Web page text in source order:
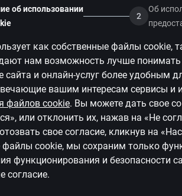
об использовании
2
Об
как собственные файлы cookie,
нам возможность лучше
сайта и онлайн-услуг более удобным
вашим интересам сервисы и
файлов cookie. Вы можете дать свое
или отклонить их, нажав на «Не
свое согласие, кликнув на
файлы cookie, мы сохраним только
функционирования и безопасности
согласие.